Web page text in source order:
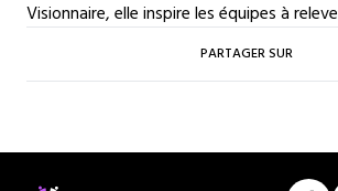
Visionnaire, elle inspire les équipes à
PARTAGER SUR